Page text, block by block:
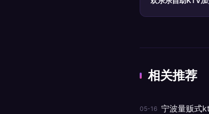
相关推荐
05-16 宁波量贩式